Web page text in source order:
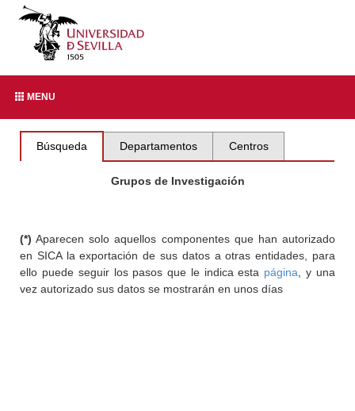
MENU
Búsqueda Departamentos Centros
Grupos de Investigación
(*) Aparecen solo aquellos componentes que han autorizado
en SICA la exportación de sus datos a otras entidades, para
ello puede seguir los pasos que le indica esta página , y una
vez autorizado sus datos se mostrarán en unos días